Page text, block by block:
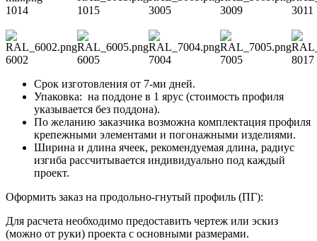
1014 1015 3005 3009 3011
6002 6005 7004 7005
8017
Срок изготовления от 7-ми дней.
Упаковка: на поддоне в 1 ярус (стоимость профиля
указывается без поддона).
По желанию заказчика возможна комплектация профиля
крепежными элементами и погонажными изделиями.
Ширина и длина ячеек, рекомендуемая длина, радиус
изгиба рассчитывается индивидуально под каждый
проект.
Оформить заказ на продольно-гнутый профиль (ПГ):
Для расчета необходимо предоставить чертеж или эскиз
(можно от руки) проекта с основными размерами.